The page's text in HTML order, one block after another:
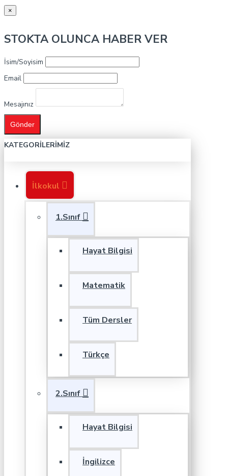
×
STOKTA OLUNCA HABER VER
İsim/Soyisim
Email
Mesajınız
Gönder
KATEGORILERIMIZ
İlkokul
1.Sınıf
Hayat Bilgisi
Matematik
Tüm Dersler
Türkçe
2.Sınıf
Hayat Bilgisi
İngilizce